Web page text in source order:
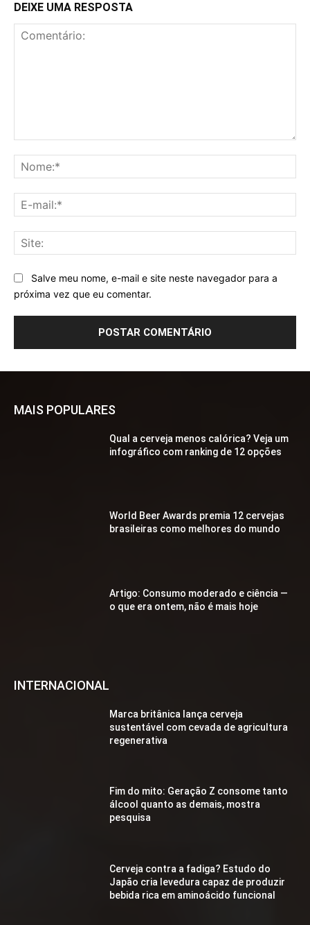
DEIXE UMA RESPOSTA
Salve meu nome, e-mail e site neste navegador para a
próxima vez que eu comentar.
MAIS POPULARES
Qual a cerveja menos calórica? Veja um
infográfico com ranking de 12 opções
World Beer Awards premia 12 cervejas
brasileiras como melhores do mundo
Artigo: Consumo moderado e ciência —
o que era ontem, não é mais hoje
INTERNACIONAL
Marca britânica lança cerveja
sustentável com cevada de agricultura
regenerativa
Fim do mito: Geração Z consome tanto
álcool quanto as demais, mostra
pesquisa
Cerveja contra a fadiga? Estudo do
Japão cria levedura capaz de produzir
bebida rica em aminoácido funcional